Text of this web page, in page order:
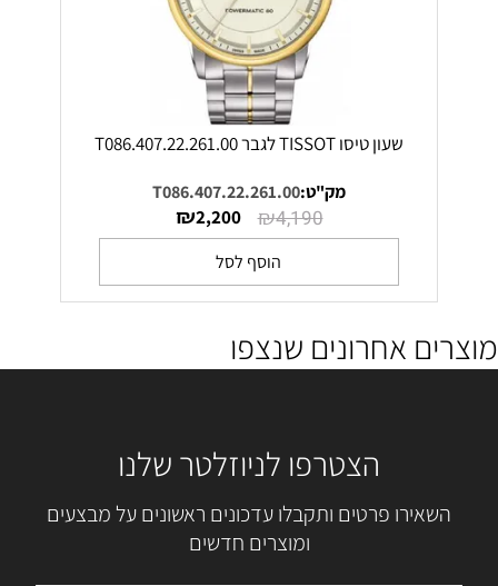
שעון טיסו TISSOT לגבר T086.407.22.261.00
מק"ט:T086.407.22.261.00
₪4,190
₪2,200
הוסף לסל
מוצרים אחרונים שנצפו
הצטרפו לניוזלטר שלנו
השאירו פרטים ותקבלו עדכונים ראשונים על מבצעים
ומוצרים חדשים